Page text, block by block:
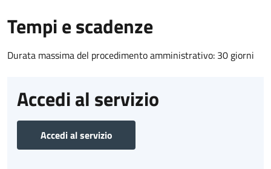
Tempi e scadenze
Durata massima del procedimento amministrativo: 30 giorni
Accedi al servizio
Accedi al servizio